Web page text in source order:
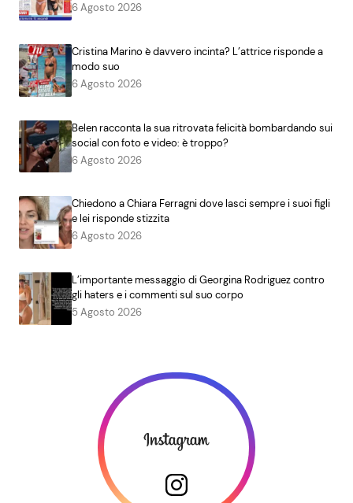
6 Agosto 2026
Cristina Marino è davvero incinta? L’attrice risponde a
modo suo
6 Agosto 2026
Belen racconta la sua ritrovata felicità bombardando sui
social con foto e video: è troppo?
6 Agosto 2026
Chiedono a Chiara Ferragni dove lasci sempre i suoi figli
e lei risponde stizzita
6 Agosto 2026
L’importante messaggio di Georgina Rodriguez contro
gli haters e i commenti sul suo corpo
5 Agosto 2026